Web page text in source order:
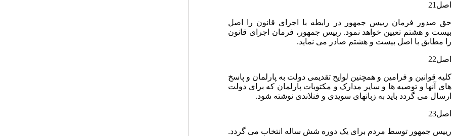
اصل‏21
حق‏ صدور فرمان‏ رییس‏ جمهور در رابطه‏ با اجرای‏ قانون‏ را اصل‏
بیست‏ و هشتم‏ تعیین‏ خواهد نمود. رییس‏ جمهور، فرمان‏ اجرای‏ قانون‏
را مطابق‏ با اصل‏ بیست‏ و هشتم‏ صادر می‏ نماید.
اصل‏22
کلیه‏ قوانین‏ و فرامین‏ و همچنین‏ لوایح‏ تقدیمی‏ دولت‏ به‏ پارلمان‏ و پاسخ‏
های‏ آنها و توصیه‏ ها و سایر مدارک‏ و مکتوبات‏ پارلمان‏ که‏ برای‏ دولت‏
ارسال‏ می‏ گردد باید به‏ زبانهای‏ سویدی‏ و فنلاندی‏ نوشته‏ شود.
اصل‏23
رییس‏ جمهور توسط مردم‏ برای‏ یک‏ دوره‏ شش‏ ساله‏ انتخاب‏ می‏ گردد.